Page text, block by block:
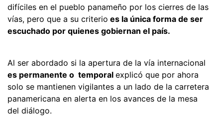
difíciles en el pueblo panameño por los cierres de las
vías, pero que a su criterio es la única forma de ser
escuchado por quienes gobiernan el país.
Al ser abordado si la apertura de la vía internacional
es permanente o temporal explicó que por ahora
solo se mantienen vigilantes a un lado de la carretera
panamericana en alerta en los avances de la mesa
del diálogo.